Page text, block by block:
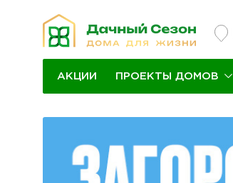
АКЦИИ ПРОЕКТЫ ДОМОВ